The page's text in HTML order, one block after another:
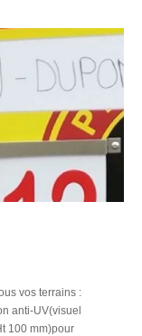
vos terrains :
anti-UV(visuel
100 mm)pour